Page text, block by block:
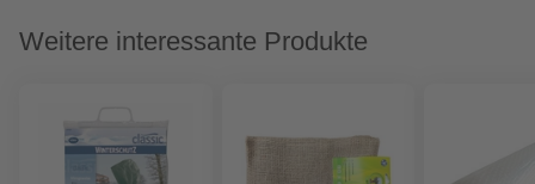
Weitere interessante Produkte